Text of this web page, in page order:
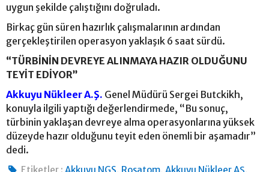
uygun şekilde çalıştığını doğruladı.
Birkaç gün süren hazırlık çalışmalarının ardından
gerçekleştirilen operasyon yaklaşık 6 saat sürdü.
“TÜRBİNİN DEVREYE ALINMAYA HAZIR OLDUĞUNU
TEYİT EDİYOR”
Akkuyu Nükleer A.Ş. Genel Müdürü Sergei Butckikh,
konuyla ilgili yaptığı değerlendirmede, “Bu sonuç,
türbinin yaklaşan devreye alma operasyonlarına yüksek
düzeyde hazır olduğunu teyit eden önemli bir aşamadır”
dedi.
Etiketler : Akkuyu NGS, Rosatom,Akkuyu Nükleer AŞ,